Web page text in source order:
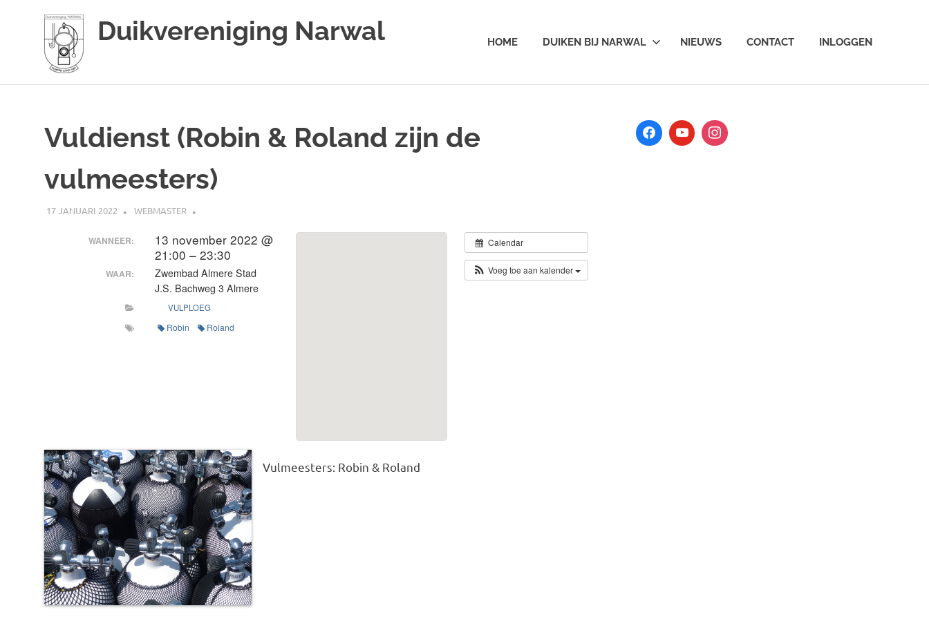
Duikvereniging Narwal HOME DUIKEN BIJ NARWAL NIEUWS CONTACT INLOGGEN
Vuldienst (Robin & Roland zijn de
vulmeesters)
17 JANUARI 2022 WEBMASTER
Calendar
Voeg toe aan kalender
WANNEER:
13 november 2022 @
21:00 – 23:30
WAAR:
Zwembad Almere Stad
J.S. Bachweg 3 Almere
VULPLOEG
Robin Roland
Vulmeesters: Robin & Roland